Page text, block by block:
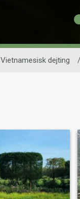
Vietnamesisk dejting /